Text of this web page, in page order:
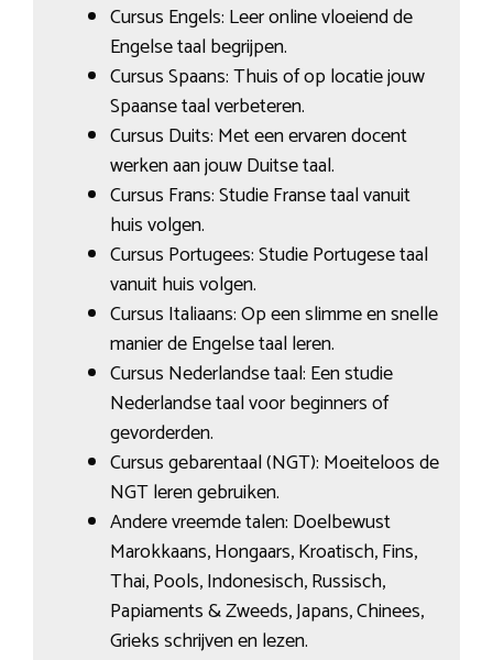
Cursus Engels: Leer online vloeiend de
Engelse taal begrijpen.
Cursus Spaans: Thuis of op locatie jouw
Spaanse taal verbeteren.
Cursus Duits: Met een ervaren docent
werken aan jouw Duitse taal.
Cursus Frans: Studie Franse taal vanuit
huis volgen.
Cursus Portugees: Studie Portugese taal
vanuit huis volgen.
Cursus Italiaans: Op een slimme en snelle
manier de Engelse taal leren.
Cursus Nederlandse taal: Een studie
Nederlandse taal voor beginners of
gevorderden.
Cursus gebarentaal (NGT): Moeiteloos de
NGT leren gebruiken.
Andere vreemde talen: Doelbewust
Marokkaans, Hongaars, Kroatisch, Fins,
Thai, Pools, Indonesisch, Russisch,
Papiaments & Zweeds, Japans, Chinees,
Grieks schrijven en lezen.